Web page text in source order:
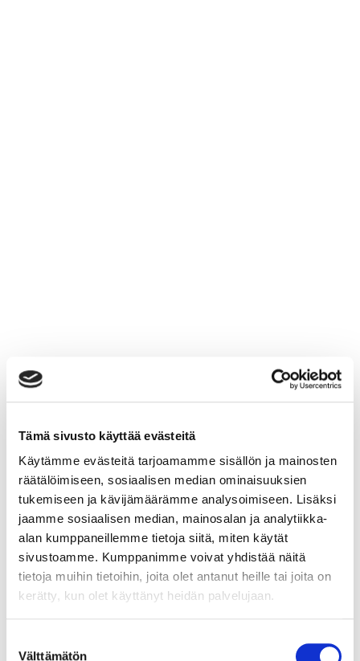
Tämä sivusto käyttää evästeitä
Käytämme evästeitä tarjoamamme sisällön ja mainosten
räätälöimiseen, sosiaalisen median ominaisuuksien
tukemiseen ja kävijämäärämme analysoimiseen. Lisäksi
jaamme sosiaalisen median, mainosalan ja analytiikka-
alan kumppaneillemme tietoja siitä, miten käytät
sivustoamme. Kumppanimme voivat yhdistää näitä
tietoja muihin tietoihin, joita olet antanut heille tai joita on
kerätty, kun olet käyttänyt heidän palvelujaan.
Välttämätön